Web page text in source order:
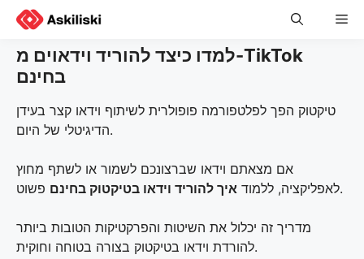
Skip
content
למדו כיצד להוריד וידאוים מ-TikTok
בחינם
טיקטוק הפך לפלטפורמה פופולרית לשיתוף וידאו קצר בעידן
הדיגיטלי של היום.
אם מצאתם וידאו שברצונכם לשמור או לשתף מחוץ
לאפליקציה, ללמוד איך להוריד וידאו בטיקטוק בחינם פשוט.
מדריך זה יכלול את השיטות והפרקטיקות הטובות ביותר
להורדת וידאו בטיקטוק בצורה בטוחה וחוקית.